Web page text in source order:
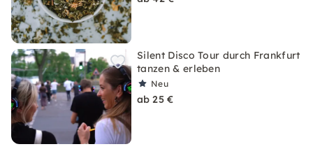
Silent Disco Tour durch Frankfurt
tanzen & erleben
Neu
ab 25 €